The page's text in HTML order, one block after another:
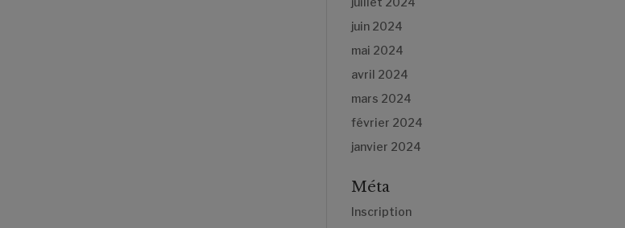
juin 2024
mai 2024
avril 2024
mars 2024
février 2024
janvier 2024
Méta
Inscription